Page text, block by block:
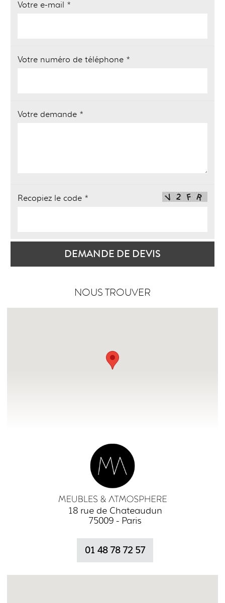
Votre e-mail *
Votre numéro de téléphone *
Votre demande *
Recopiez le code *
DEMANDE DE DEVIS
NOUS TROUVER
18 rue de Chateaudun
75009 - Paris
01 48 78 72 57